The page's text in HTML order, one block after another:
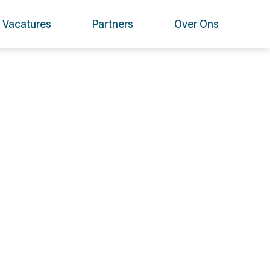
Vacatures Partners Over Ons